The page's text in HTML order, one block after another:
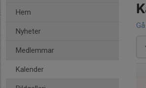
Hem
Nyheter
Medlemmar
Kalender